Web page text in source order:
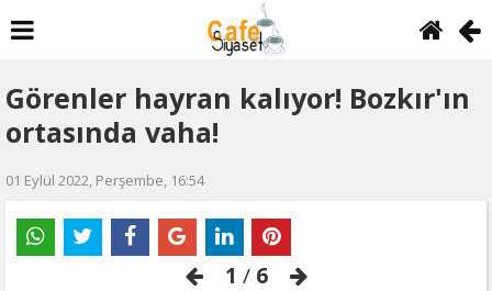
Görenler hayran kalıyor! Bozkır'ın
ortasında vaha!
01 Eylül 2022, Perşembe, 16:54
1 / 6